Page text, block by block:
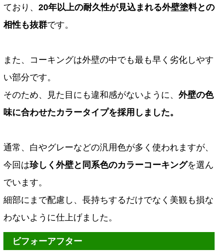
ており、 20年以上の耐久性が見込まれる外壁塗料との
相性も抜群です。
また、コーキングは外壁の中でも最も早く劣化しやす
い部分です。
そのため、見た目にも違和感がないように、 外壁の色
味に合わせたカラータイプを採用しました。
通常、白やグレーなどの汎用色が多く使われますが、
今回は珍しく外壁と同系色のカラーコーキングを選ん
でいます。
細部にまで配慮し、長持ちするだけでなく美観も損な
わないように仕上げました。
ビフォーアフター